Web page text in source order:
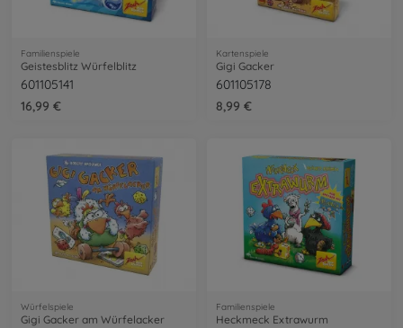
Familienspiele
Geistesblitz Würfelblitz
601105141
16,99 €
Kartenspiele
Gigi Gacker
601105178
8,99 €
Würfelspiele
Gigi Gacker am Würfelacker
Familienspiele
Heckmeck Extrawurm